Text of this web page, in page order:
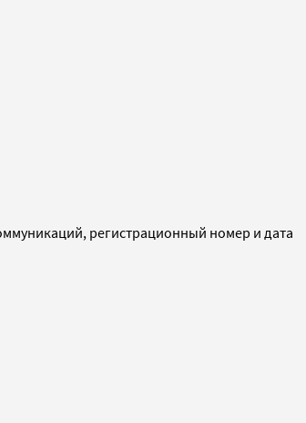
регистрационный номер и дата